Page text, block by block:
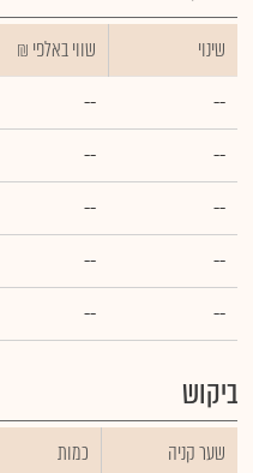
שינוי ₪ שווי באלפי
--
--
--
--
--
--
--
--
--
--
ביקוש
שער קניה כמות